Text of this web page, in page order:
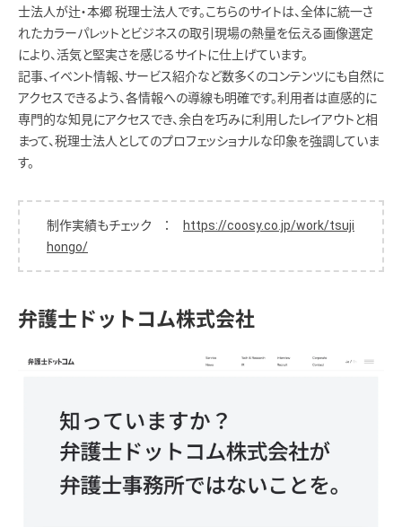
士法人が辻・本郷 税理士法人です。こちらのサイトは、全体に統一さ
れたカラーパレットとビジネスの取引現場の熱量を伝える画像選定
により、活気と堅実さを感じるサイトに仕上げています。
記事、イベント情報、サービス紹介など数多くのコンテンツにも自然に
アクセスできるよう、各情報への導線も明確です。利用者は直感的に
専門的な知見にアクセスでき、余白を巧みに利用したレイアウトと相
まって、税理士法人としてのプロフェッショナルな印象を強調していま
す。
制作実績もチェック ： https://coosy.co.jp/work/tsuji
hongo/
弁護士ドットコム株式会社